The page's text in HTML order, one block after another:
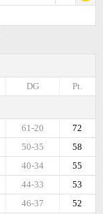
Pt.
DG
72
61-20
58
50-35
55
40-34
53
44-33
52
46-37